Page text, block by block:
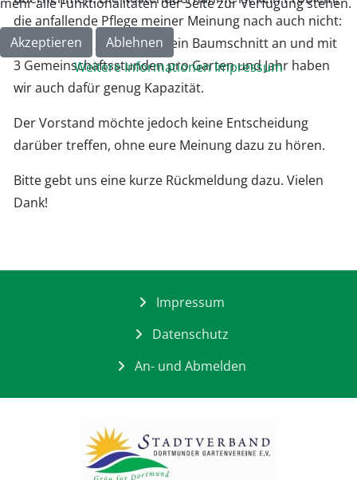
die anfallende Pflege meiner Meinung nach auch nicht:
In den ersten Jahren fällt kein Baumschnitt an und mit
3 Gemeinschaftsstunden pro Garten und Jahr haben
wir auch dafür genug Kapazität.
Der Vorstand möchte jedoch keine Entscheidung
darüber treffen, ohne eure Meinung dazu zu hören.
Bitte gebt uns eine kurze Rückmeldung dazu. Vielen
Dank!
Impressum
Datenschutz
An- und Abmelden
Akzeptieren
Ablehnen
Weitere InformationenImpressum